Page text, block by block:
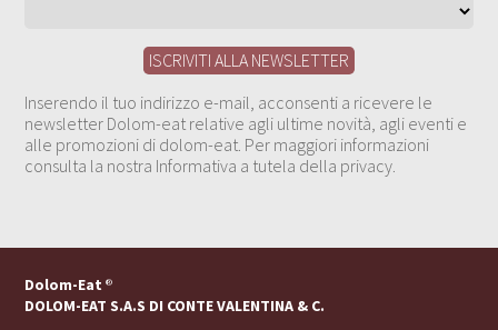
Inserendo il tuo indirizzo e-mail, acconsenti a ricevere le
newsletter Dolom-eat relative agli ultime novità, agli eventi e
alle promozioni di dolom-eat. Per maggiori informazioni
consulta la nostra Informativa a tutela della privacy.
Dolom-Eat ®
DOLOM-EAT S.A.S DI CONTE VALENTINA & C.